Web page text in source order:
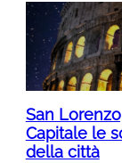
San
Capitale le
della città